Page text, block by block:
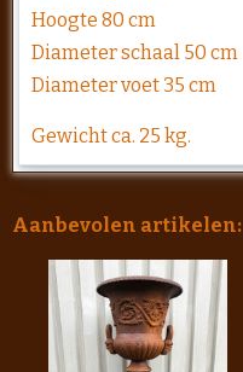
Hoogte 80 cm
Diameter schaal 50 cm
Diameter voet 35 cm
Gewicht ca. 25 kg.
Aanbevolen artikelen: